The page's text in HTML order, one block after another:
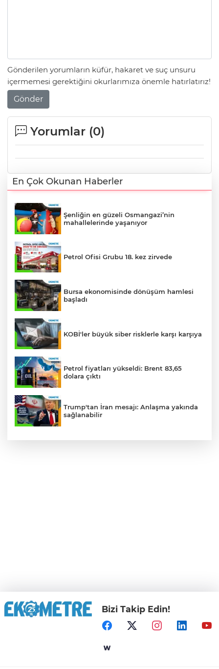
Gönderilen yorumların küfür, hakaret ve suç unsuru
içermemesi gerektiğini okurlarımıza önemle hatırlatırız!
Gönder
Yorumlar (0)
En Çok Okunan Haberler
Şenliğin en güzeli Osmangazi’nin
mahallelerinde yaşanıyor
Petrol Ofisi Grubu 18. kez zirvede
Bursa ekonomisinde dönüşüm hamlesi
başladı
KOBİ'ler büyük siber risklerle karşı karşıya
Petrol fiyatları yükseldi: Brent 83,65
dolara çıktı
Trump'tan İran mesajı: Anlaşma yakında
sağlanabilir
Bizi Takip Edin!